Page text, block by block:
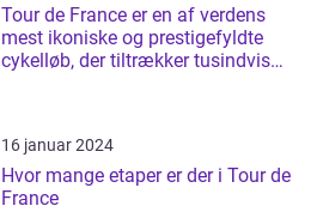
Tour de France er en af verdens
mest ikoniske og prestigefyldte
cykelløb, der tiltrækker tusindvis
16 januar 2024
Hvor mange etaper er der i Tour de
France